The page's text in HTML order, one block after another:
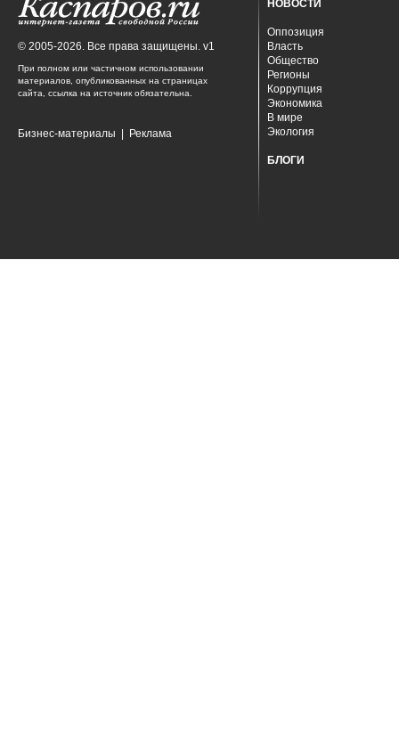
© 2005-2026. Все права защищены. v1
При полном или частичном использовании
материалов, опубликованных на страницах
сайта, ссылка на источник обязательна.
Бизнес-материалы Реклама
НОВОСТИ
Оппозиция
Власть
Общество
Регионы
Коррупция
Экономика
В мире
Экология
БЛОГИ